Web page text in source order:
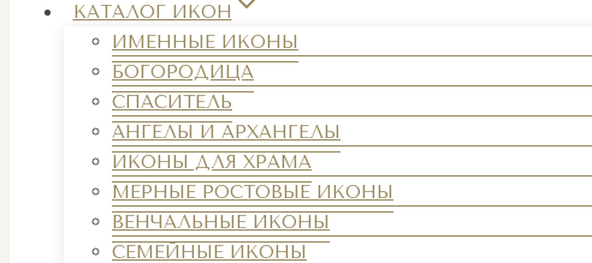
КАТАЛОГ ИКОН
ИМЕННЫЕ ИКОНЫ
БОГОРОДИЦА
СПАСИТЕЛЬ
АНГЕЛЫ И АРХАНГЕЛЫ
ИКОНЫ ДЛЯ ХРАМА
МЕРНЫЕ РОСТОВЫЕ ИКОНЫ
ВЕНЧАЛЬНЫЕ ИКОНЫ
СЕМЕЙНЫЕ ИКОНЫ